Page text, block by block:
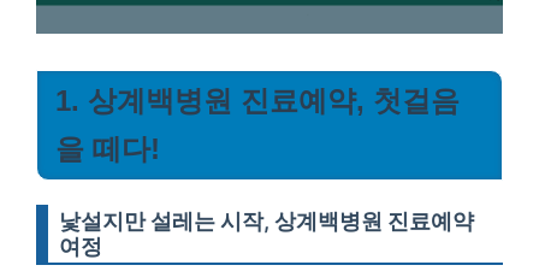
1. 상계백병원 진료예약, 첫걸음
을 떼다!
낯설지만 설레는 시작, 상계백병원 진료예약
여정